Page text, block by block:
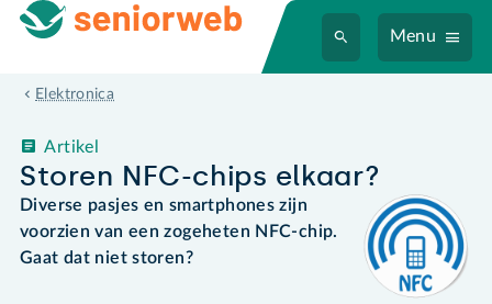
Menu
Elektronica
Storen NFC-chips elkaar?
Artikel
Diverse pasjes en smartphones zijn
voorzien van een zogeheten NFC-chip.
Gaat dat niet storen?